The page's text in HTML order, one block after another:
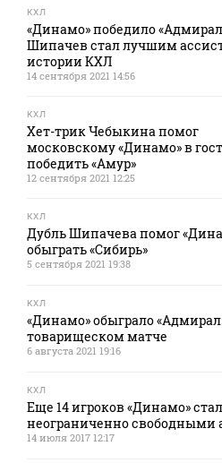
КХЛ
«Динамо» победило
Шипачев стал лучшим
истории КХЛ
14 сентября 2021 14:56
КХЛ
Хет-трик Чебыкина помог
московскому «Динамо» в
победить «Амур»
12 сентября 2021 12:25
КХЛ
Дубль Шипачева помог
обыграть «Сибирь»
5 сентября 2021 19:38
КХЛ
«Динамо» обыграло
товарищеском матче
6 августа 2021 19:16
КХЛ
Еще 14 игроков «Динамо»
неограниченно свободными
14 июля 2017 12:17